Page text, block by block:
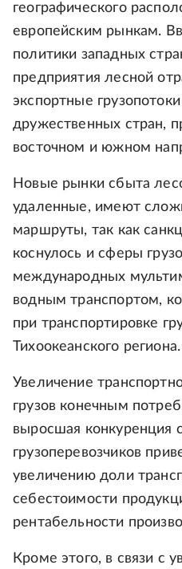
географического
европейским рынкам.
политики западных
предприятия лесной
экспортные
дружественных стран,
восточном и южном
Новые рынки сбыта
удаленные, имеют
маршруты, так как
коснулось и сферы
международных
водным транспортом,
при транспортировке
Тихоокеанского региона.
Увеличение
грузов конечным
выросшая конкуренция
грузоперевозчиков
увеличению доли
себестоимости
рентабельности
Кроме этого, в связи с